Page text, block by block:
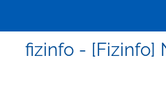
fizinfo - [Fizinfo]